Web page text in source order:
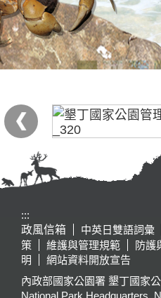
:::
政風信箱
中英日雙語詞彙
策
維護與管理規範 防護
明
網站資料開放宣告
內政部國家公園署 墾丁國家
National Park Headquarters,